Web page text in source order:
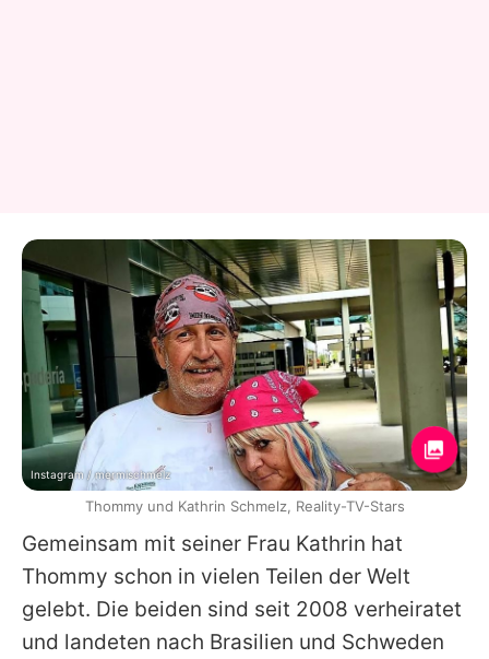
Gemeinsam mit seiner Frau Kathrin hat
Thommy schon in vielen Teilen der Welt
gelebt. Die beiden sind seit 2008 verheiratet
und landeten nach Brasilien und Schweden
Instagram / mermischmelz
Thommy und Kathrin Schmelz, Reality-TV-Stars